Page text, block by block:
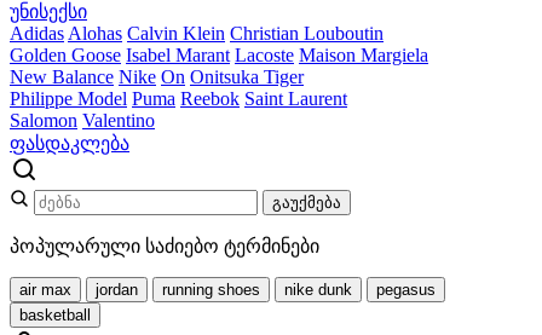
უნისექსი
Adidas Alohas Calvin Klein Christian Louboutin
Golden Goose Isabel Marant Lacoste Maison Margiela
New Balance Nike On Onitsuka Tiger
Philippe Model Puma Reebok Saint Laurent
Salomon Valentino
ფასდაკლება
გაუქმება
პოპულარული საძიებო ტერმინები
air max jordan running shoes nike dunk
pegasus
basketball